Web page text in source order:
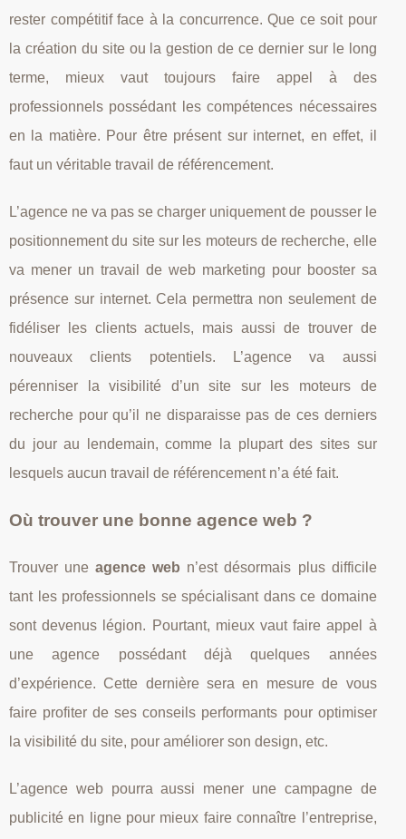
rester compétitif face à la concurrence. Que ce soit pour
la création du site ou la gestion de ce dernier sur le long
terme, mieux vaut toujours faire appel à des
professionnels possédant les compétences nécessaires
en la matière. Pour être présent sur internet, en effet, il
faut un véritable travail de référencement.
L’agence ne va pas se charger uniquement de pousser le
positionnement du site sur les moteurs de recherche, elle
va mener un travail de web marketing pour booster sa
présence sur internet. Cela permettra non seulement de
fidéliser les clients actuels, mais aussi de trouver de
nouveaux clients potentiels. L’agence va aussi
pérenniser la visibilité d’un site sur les moteurs de
recherche pour qu’il ne disparaisse pas de ces derniers
du jour au lendemain, comme la plupart des sites sur
lesquels aucun travail de référencement n’a été fait.
Où trouver une bonne agence web ?
Trouver uneagence web n’est désormais plus difficile
tant les professionnels se spécialisant dans ce domaine
sont devenus légion. Pourtant, mieux vaut faire appel à
une agence possédant déjà quelques années
d’expérience. Cette dernière sera en mesure de vous
faire profiter de ses conseils performants pour optimiser
la visibilité du site, pour améliorer son design, etc.
L’agence web pourra aussi mener une campagne de
publicité en ligne pour mieux faire connaître l’entreprise,